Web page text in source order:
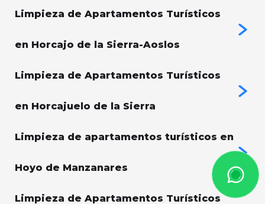
Limpieza de Apartamentos Turísticos
en Horcajo de la Sierra-Aoslos
Limpieza de Apartamentos Turísticos
en Horcajuelo de la Sierra
Limpieza de apartamentos turísticos en
Hoyo de Manzanares
Limpieza de Apartamentos Turísticos